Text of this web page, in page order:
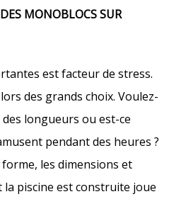
MONOBLOCS SUR
est facteur de stress.
des grands choix. Voulez-
longueurs ou est-ce
pendant des heures ?
les dimensions et
piscine est construite joue